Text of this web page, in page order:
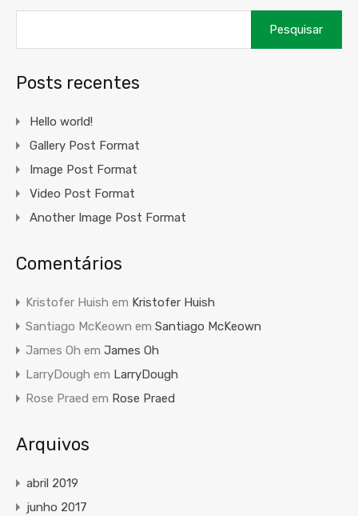
por:
Posts recentes
Hello world!
Gallery Post Format
Image Post Format
Video Post Format
Another Image Post Format
Comentários
Kristofer Huish em Kristofer Huish
Santiago McKeown em Santiago McKeown
James Oh em James Oh
LarryDough em LarryDough
Rose Praed em Rose Praed
Arquivos
abril 2019
junho 2017